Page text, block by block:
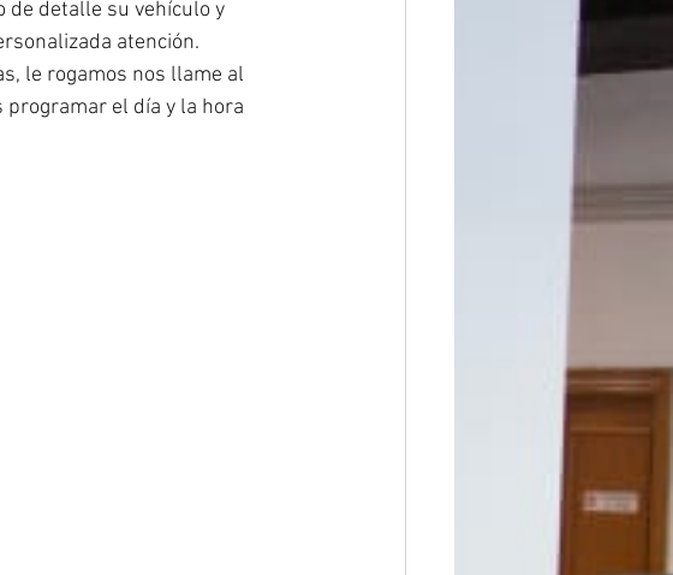
de detalle su vehículo y
atención.
le rogamos nos llame al
programar el día y la hora